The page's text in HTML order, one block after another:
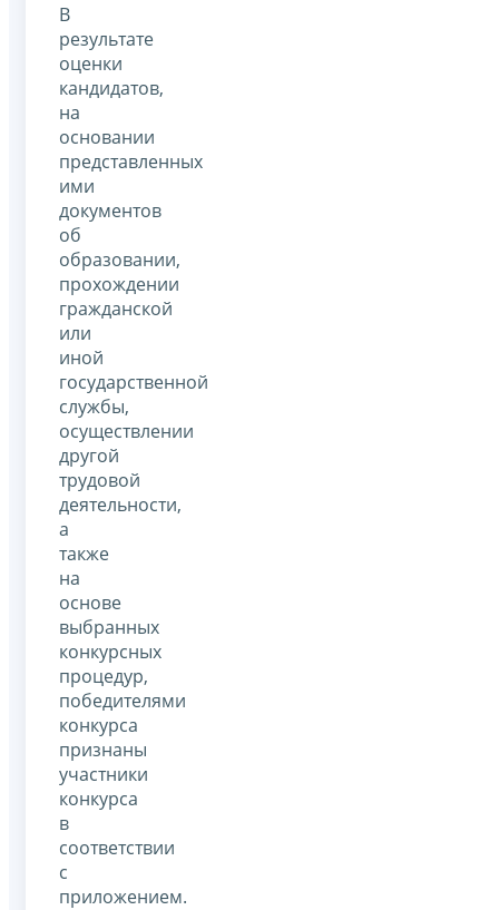
В
результате
оценки
кандидатов,
на
основании
представленных
ими
документов
об
образовании,
прохождении
гражданской
или
иной
государственной
службы,
осуществлении
другой
трудовой
деятельности,
а
также
на
основе
выбранных
конкурсных
процедур,
победителями
конкурса
признаны
участники
конкурса
в
соответствии
с
приложением.